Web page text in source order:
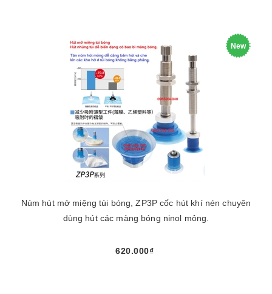
New
Núm hút mở miệng túi bóng, ZP3P cốc hút khí nén chuyên
dùng hút các màng bóng ninol mỏng.
620.000₫